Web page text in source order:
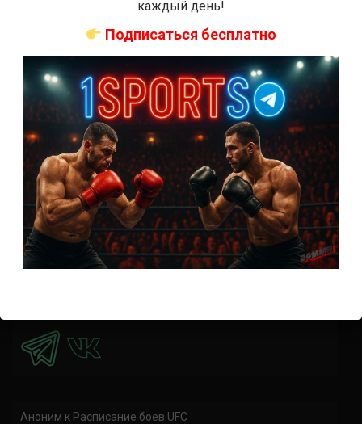
Прогноз на бой Кортес-Акоста — Льюис на UFC 324:
коэффициенты
Наталья Сильва на UFC 324: статистика и рекорд
Роуз Намаюнас: статистика и рекорд к турниру UFC
324
Где смотреть бой Сильва — Намаюнас на UFC 324:
время начала
Прогноз на бой Сильва — Намаюнас на UFC 324:
коэффициенты
Арнольд Аллен на UFC 324: статистика и рекорд
Аноним к Расписание боев UFC
каждый день!
Подписаться бесплатно